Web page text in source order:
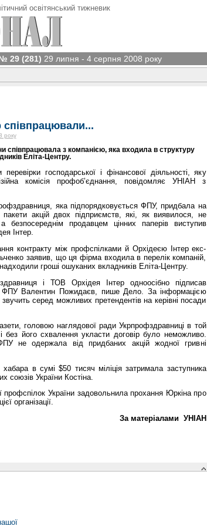
освітянський тижневик
29 (281) 29 липня - 4 серпня 2008 року
року
співпрацювала з компанією, яка входила в структуру
Еліта-Центру.
господарської і фінансової діяльності, яку
комісія профоб’єднання, повідомляє УНІАН з
яка підпорядковується ФПУ, придбала на
акцій двох підприємств, які, як виявилося, не
продавцем цінних паперів виступив
Інтер.
контракту між профспілками й Орхідеєю Інтер екс-
заявив, що ця фірма входила в перелік компаній,
гроші ошуканих вкладників Еліта-Центру.
і ТОВ Орхідея Інтер одноосібно підписав
ФПУ Валентин Пожидаєв, пише Дело. За інформацією
звучить серед можливих претендентів на керівні посади
головою наглядової ради Укрпрофздравниці в той
його схвалення укласти договір було неможливо.
не одержала від придбаних акцій жодної гривні
в сумі $50 тисяч міліція затримала заступника
союзів України Костіна.
профспілок України задовольнила прохання Юркіна про
організації.
За матеріалами УНІАН